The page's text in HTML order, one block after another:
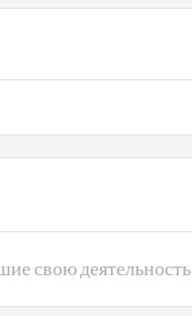
свою деятельность